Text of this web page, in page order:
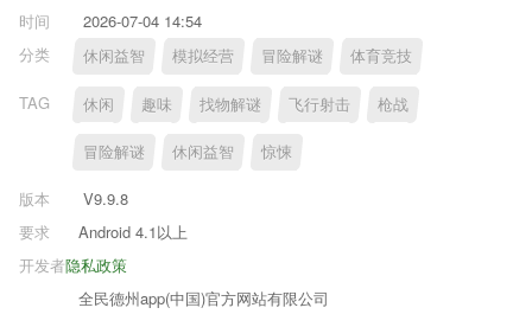
时间
2026-07-04 14:54
分类
休闲益智 模拟经营 冒险解谜 体育竞技
TAG 休闲 趣味 找物解谜 飞行射击 枪战
冒险解谜 休闲益智 惊悚
版本
V9.9.8
要求
Android 4.1以上
隐私政策
开发者
全民德州app(中国)官方网站有限公司